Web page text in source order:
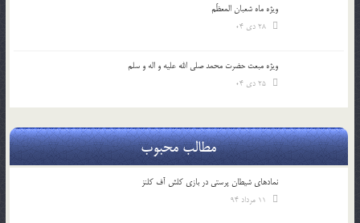
ویژه ماه شعبان المعظّم
ویژه مبعث حضرت محمد صلی الله علیه و اله و سلم
مطالب محبوب
نمادهای شیطان پرستی در بازی کلش آف کلنز